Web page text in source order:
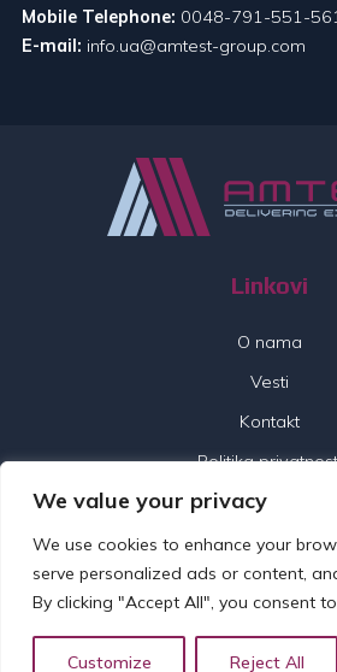
We value your privacy
We use cookies to enhance your
serve personalized ads or content,
By clicking "Accept All", you consent
Customize Reject All
Mobile Telephone: 0048-791-551-
E-mail: info.ua@amtest-group.com
Linkovi
O nama
Vesti
Kontakt
Politika
© 2026 Amtest